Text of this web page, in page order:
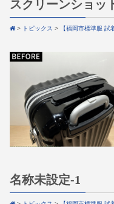
スクリーンショッ
> トピックス > 【福岡市標準服 試
名称未設定-1